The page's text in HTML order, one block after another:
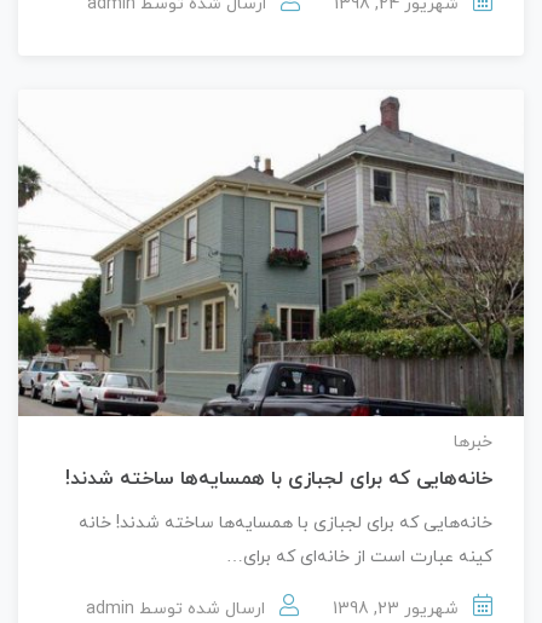
خبرها
خانه‌هایی که برای لجبازی با همسایه‌ها ساخته شدند!
خانه‌هایی که برای لجبازی با همسایه‌ها ساخته شدند! خانه
کینه عبارت است از خانه‌ای که برای…
شهریور 23, 1398 ارسال شده توسط admin